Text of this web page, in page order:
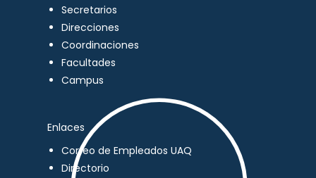
Secretarios
Direcciones
Coordinaciones
Facultades
Campus
Enlaces
Correo de Empleados UAQ
Directorio